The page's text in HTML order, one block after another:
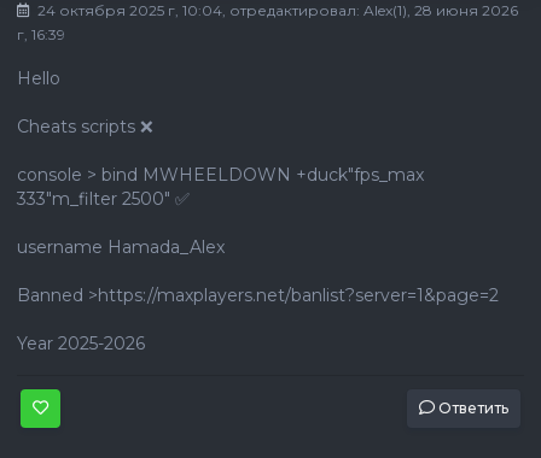
24 октября 2025 г, 10:04, отредактировал: Alex(1), 28 июня 2026
г, 16:39
Hello
Cheats scripts ❌
console > bind MWHEELDOWN +duck"fps_max
333"m_filter 2500" ✅
username Hamada_Alex
Banned >https://maxplayers.net/banlist?server=1&page=2
Year 2025-2026
Ответить